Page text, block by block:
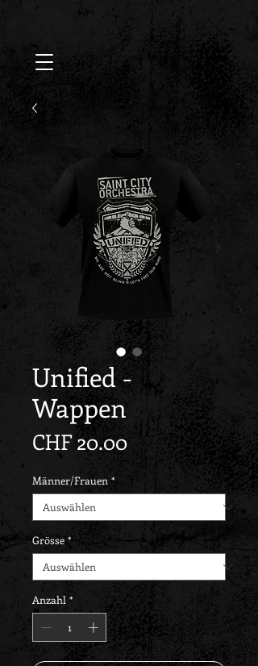
Unified -
Wappen
CHF 20.00Preis
Männer/Frauen *
Grösse *
Anzahl *